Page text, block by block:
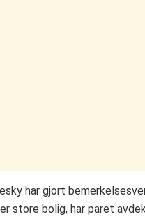
har gjort
store bolig, har paret